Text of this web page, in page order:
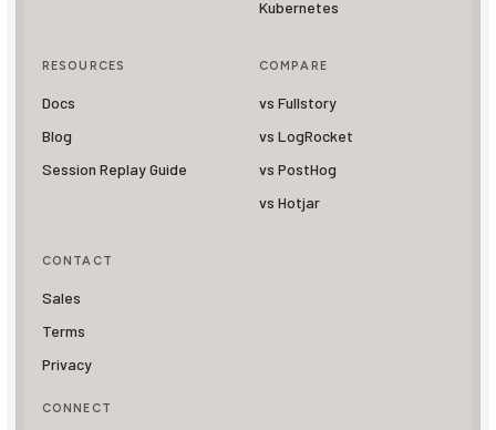
Kubernetes
RESOURCES
Docs
Blog
Session Replay Guide
COMPARE
vs Fullstory
vs LogRocket
vs PostHog
vs Hotjar
CONTACT
Sales
Terms
Privacy
CONNECT